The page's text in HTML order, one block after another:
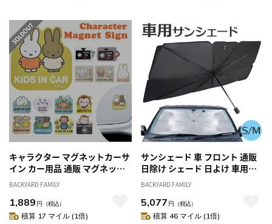
キャラクター マグネットカーサ
イン カー用品 通販 マグネット
カーサイン ステッカー 車用 車
子ども お出かけ アクセサリー
便利 車 カー かわいい カーグッ
BACKYARD FAMILY
1,889 円 （税込）
積算 17 マイル (1倍)
サンシェード 車 フロント 通販
日除け シェード 日よけ 車用サ
ンシェードパラソル 傘型 折り
ントシェード 夏 車内 フロント
ガラス Sサイズ Lサイズ 日除け
BACKYARD FAMILY
5,077 円 （税込）
積算 46 マイル (1倍)